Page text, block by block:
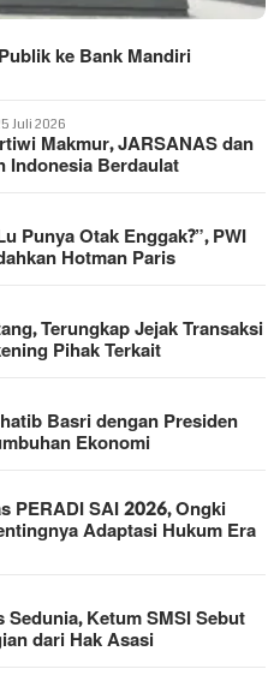
ke Bank Mandiri
Juli 2026
Makmur, JARSANAS dan
Indonesia Berdaulat
Punya Otak Enggak?”, PWI
Hotman Paris
Terungkap Jejak Transaksi
Pihak Terkait
Basri dengan Presiden
Ekonomi
PERADI SAI 2026, Ongki
Adaptasi Hukum Era
Sedunia, Ketum SMSI Sebut
dari Hak Asasi